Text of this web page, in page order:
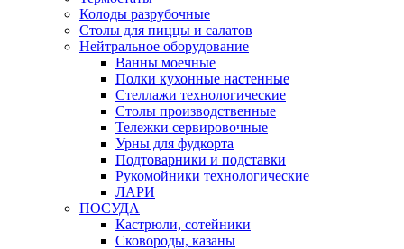
Колоды разрубочные
Столы для пиццы и салатов
Нейтральное оборудование
Ванны моечные
Полки кухонные настенные
Стеллажи технологические
Столы производственные
Тележки сервировочные
Урны для фудкорта
Подтоварники и подставки
Рукомойники технологические
ЛАРИ
ПОСУДА
Кастрюли, сотейники
Сковороды, казаны